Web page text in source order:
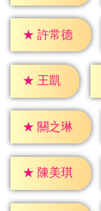
★ 許常德
★ 王凱
★ 關之琳
★ 陳美琪